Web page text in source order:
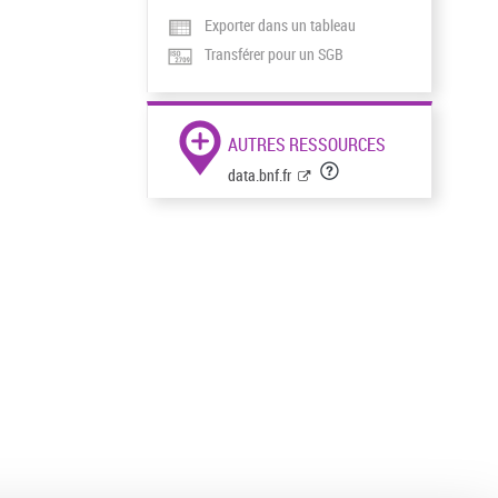
Exporter dans un tableau
Transférer pour un SGB
AUTRES RESSOURCES
data.bnf.fr